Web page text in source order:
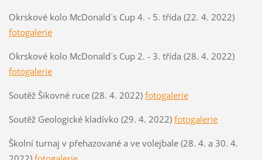
Okrskové kolo McDonald´s Cup 4. - 5. třída (22. 4. 2022)
fotogalerie
Okrskové kolo McDonald´s Cup 2. - 3. třída (28. 4. 2022)
fotogalerie
Soutěž Šikovné ruce (28. 4. 2022) fotogalerie
Soutěž Geologické kladívko (29. 4. 2022) fotogalerie
Školní turnaj v přehazované a ve volejbale (28. 4. a 30. 4.